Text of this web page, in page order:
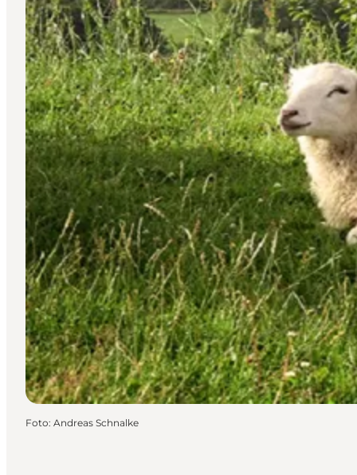
Foto: Andreas Schnalke